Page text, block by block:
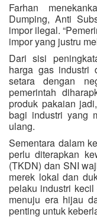
Farhan
Dumping, Anti
impor ilegal.
impor yang justru
Dari sisi
harga gas industri
setara dengan
pemerintah
produk pakaian
bagi industri yang
ulang.
Sementara dalam
perlu diterapkan
(TKDN) dan SNI
merek lokal dan
pelaku industri kecil
menuju era hijau
penting untuk